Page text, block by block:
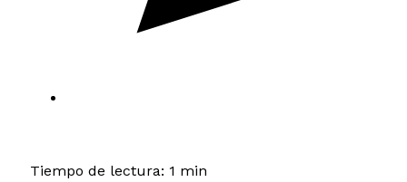
Tiempo de lectura: 1 min